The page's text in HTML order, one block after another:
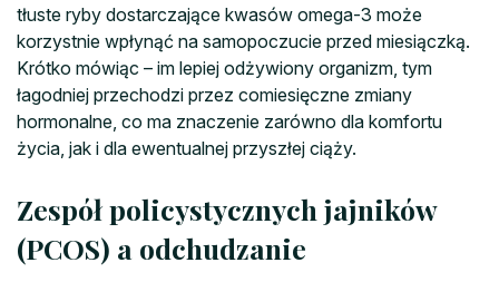
tłuste ryby dostarczające kwasów omega-3 może
korzystnie wpłynąć na samopoczucie przed miesiączką.
Krótko mówiąc – im lepiej odżywiony organizm, tym
łagodniej przechodzi przez comiesięczne zmiany
hormonalne, co ma znaczenie zarówno dla komfortu
życia, jak i dla ewentualnej przyszłej ciąży.
Zespół policystycznych jajników
(PCOS) a odchudzanie